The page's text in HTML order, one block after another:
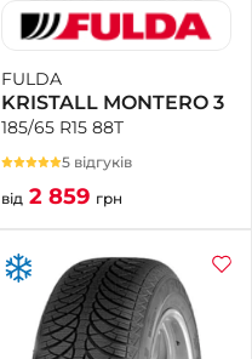
FULDA
KRISTALL MONTERO 3
185/65 R15 88T
5 відгуків
від 2 859 грн